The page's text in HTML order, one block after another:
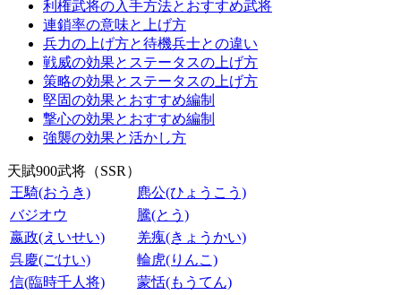
利権武将の入手方法とおすすめ武将
連鎖率の意味と上げ方
兵力の上げ方と待機兵士との違い
戦威の効果とステータスの上げ方
策略の効果とステータスの上げ方
堅固の効果とおすすめ編制
撃心の効果とおすすめ編制
強襲の効果と活かし方
天賦900武将（SSR）
王騎(おうき)
麃公(ひょうこう)
バジオウ
騰(とう)
嬴政(えいせい)
羌瘣(きょうかい)
呉慶(ごけい)
輪虎(りんこ)
信(臨時千人将)
蒙恬(もうてん)